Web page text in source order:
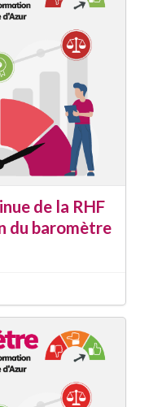
de la RHF
du baromètre